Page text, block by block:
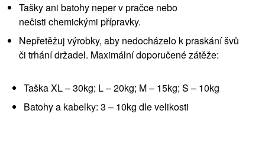
Tašky ani batohy neper v pračce nebo
nečisti chemickými přípravky.
Nepřetěžuj výrobky, aby nedocházelo k praskání švů
či trhání držadel. Maximální doporučené zátěže:
Taška XL – 30kg; L – 20kg; M – 15kg; S – 10kg
Batohy a kabelky: 3 – 10kg dle velikosti